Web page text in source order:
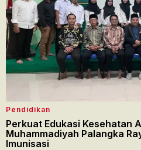
Pendidikan
Perkuat Edukasi Kesehatan
Muhammadiyah Palangka
Imunisasi